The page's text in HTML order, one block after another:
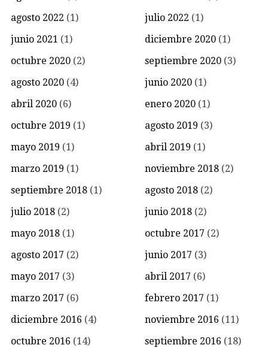
agosto 2022 (1) julio 2022 (1)
junio 2021 (1) diciembre 2020 (1)
octubre 2020 (2) septiembre 2020 (3)
agosto 2020 (4) junio 2020 (1)
abril 2020 (6) enero 2020 (1)
octubre 2019 (1) agosto 2019 (3)
mayo 2019 (1) abril 2019 (1)
marzo 2019 (1) noviembre 2018 (2)
septiembre 2018 (1) agosto 2018 (2)
julio 2018 (2) junio 2018 (2)
mayo 2018 (1) octubre 2017 (2)
agosto 2017 (2) junio 2017 (3)
mayo 2017 (3) abril 2017 (6)
marzo 2017 (6) febrero 2017 (1)
diciembre 2016 (4) noviembre 2016 (11)
octubre 2016 (14) septiembre 2016 (18)